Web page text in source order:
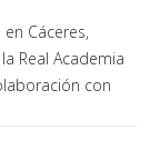
Cáceres,
Real Academia
con